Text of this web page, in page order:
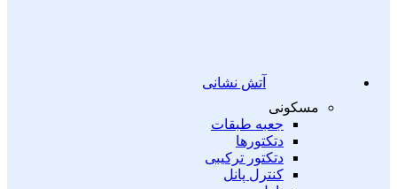
آتش نشانی
مسکونی
جعبه طبقات
دتکتورها
دتکتور ترکیبی
کنترل پانل